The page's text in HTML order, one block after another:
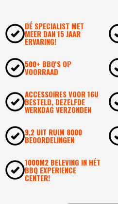
DÉ SPECIALIST MET
MEER DAN 15 JAAR
ERVARING!
500+ BBQ'S OP
VOORRAAD
ACCESSOIRES VOOR 16U
BESTELD, DEZELFDE
WERKDAG VERZONDEN
9,2 UIT RUIM 8000
BEOORDELINGEN
1000M2 BELEVING IN HÉT
BBQ EXPERIENCE
CENTER!